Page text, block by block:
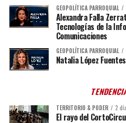
GEOPOLÍTICA PARROQUIAL
Alexandra Falla
Tecnologías de la
Comunicaciones
GEOPOLÍTICA PARROQUIAL
Natalia López
TERRITORIO & PODER 2
El rayo del